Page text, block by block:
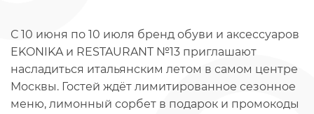
С 10 июня по 10 июля бренд обуви и аксессуаров
EKONIKA и RESTAURANT №13 приглашают
насладиться итальянским летом в самом центре
Москвы. Гостей ждёт лимитированное сезонное
меню, лимонный сорбет в подарок и промокоды